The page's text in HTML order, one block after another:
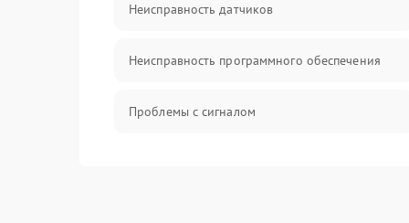
Неисправность датчиков
Неисправность программного обеспечения
Проблемы с сигналом